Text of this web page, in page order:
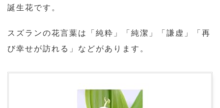
誕生花です。
スズランの花言葉は「純粋」「純潔」「謙虚」「再
び幸せが訪れる」などがあります。